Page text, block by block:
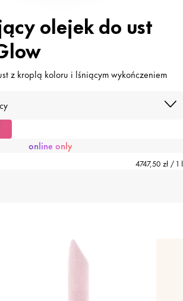
olejek do ust
z kroplą koloru i lśniącym wykończeniem
online only
4747,50 zł / 1 l